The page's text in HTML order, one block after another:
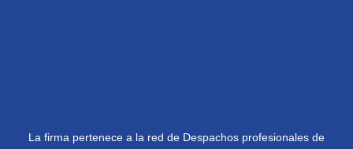
La firma pertenece a la red de Despachos profesionales de